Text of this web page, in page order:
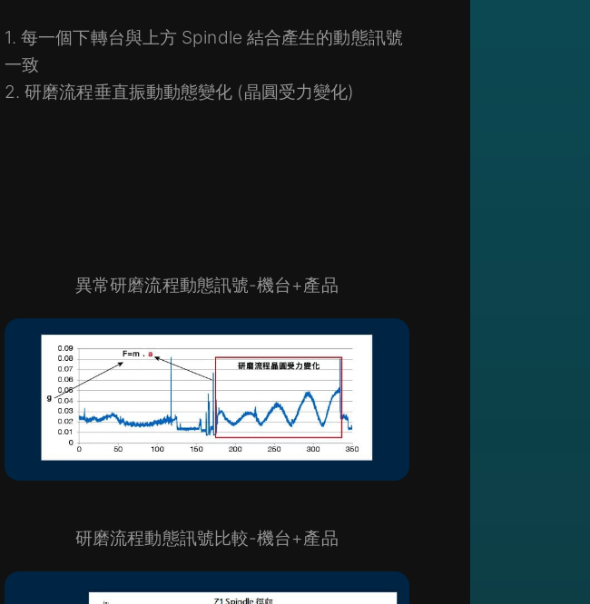
1. 每一個下轉台與上方 Spindle 結合產生的動態訊號
一致
2. 研磨流程垂直振動動態變化 (晶圓受力變化)
異常研磨流程動態訊號-機台+產品
研磨流程動態訊號比較-機台+產品